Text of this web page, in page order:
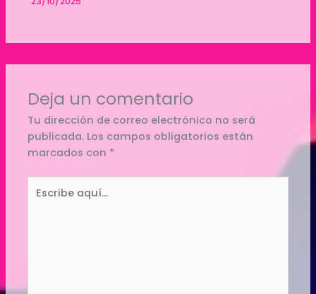
Deja un comentario
Tu dirección de correo electrónico no será
publicada. Los campos obligatorios están
marcados con *
aquí...